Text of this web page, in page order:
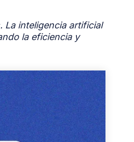
La inteligencia artificial
la eficiencia y